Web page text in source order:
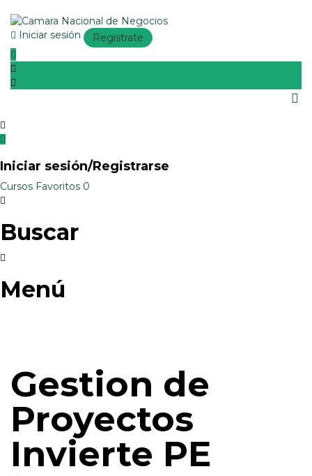
Iniciar sesión Registrate
Iniciar sesión/Registrarse
Cursos Favoritos 0
Buscar
Menú
Gestion de
Proyectos
Invierte PE